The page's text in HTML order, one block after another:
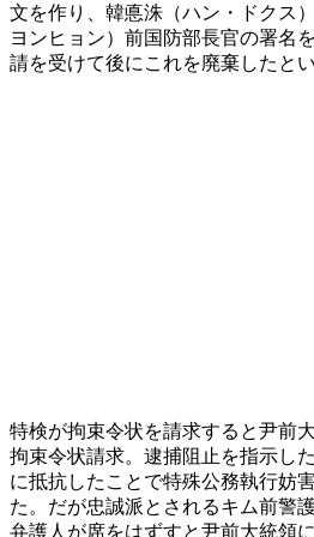
文を作り、韓悳洙（ハン・ドクス
ヨンヒョン）前国防部長官の署名
請を受けて後にこれを廃棄したと
特検が拘束令状を請求すると尹前
拘束令状請求。逮捕阻止を指示し
に抵抗したことで特殊公務執行妨
た。だが忠誠派とされるキム前警
弁護人が席をはずすと尹前大統領